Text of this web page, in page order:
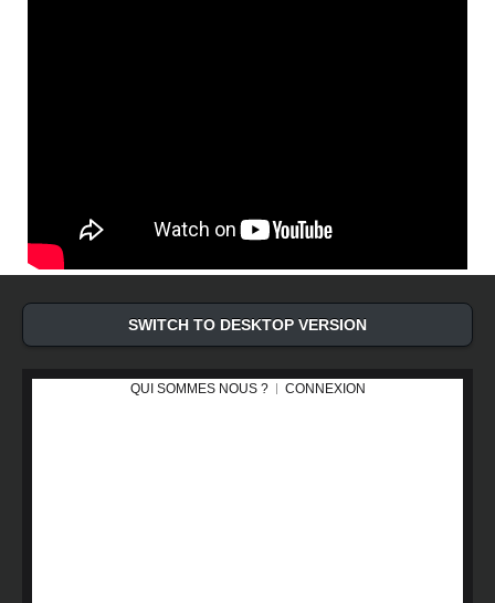
SWITCH TO DESKTOP VERSION
QUI SOMMES NOUS ? CONNEXION